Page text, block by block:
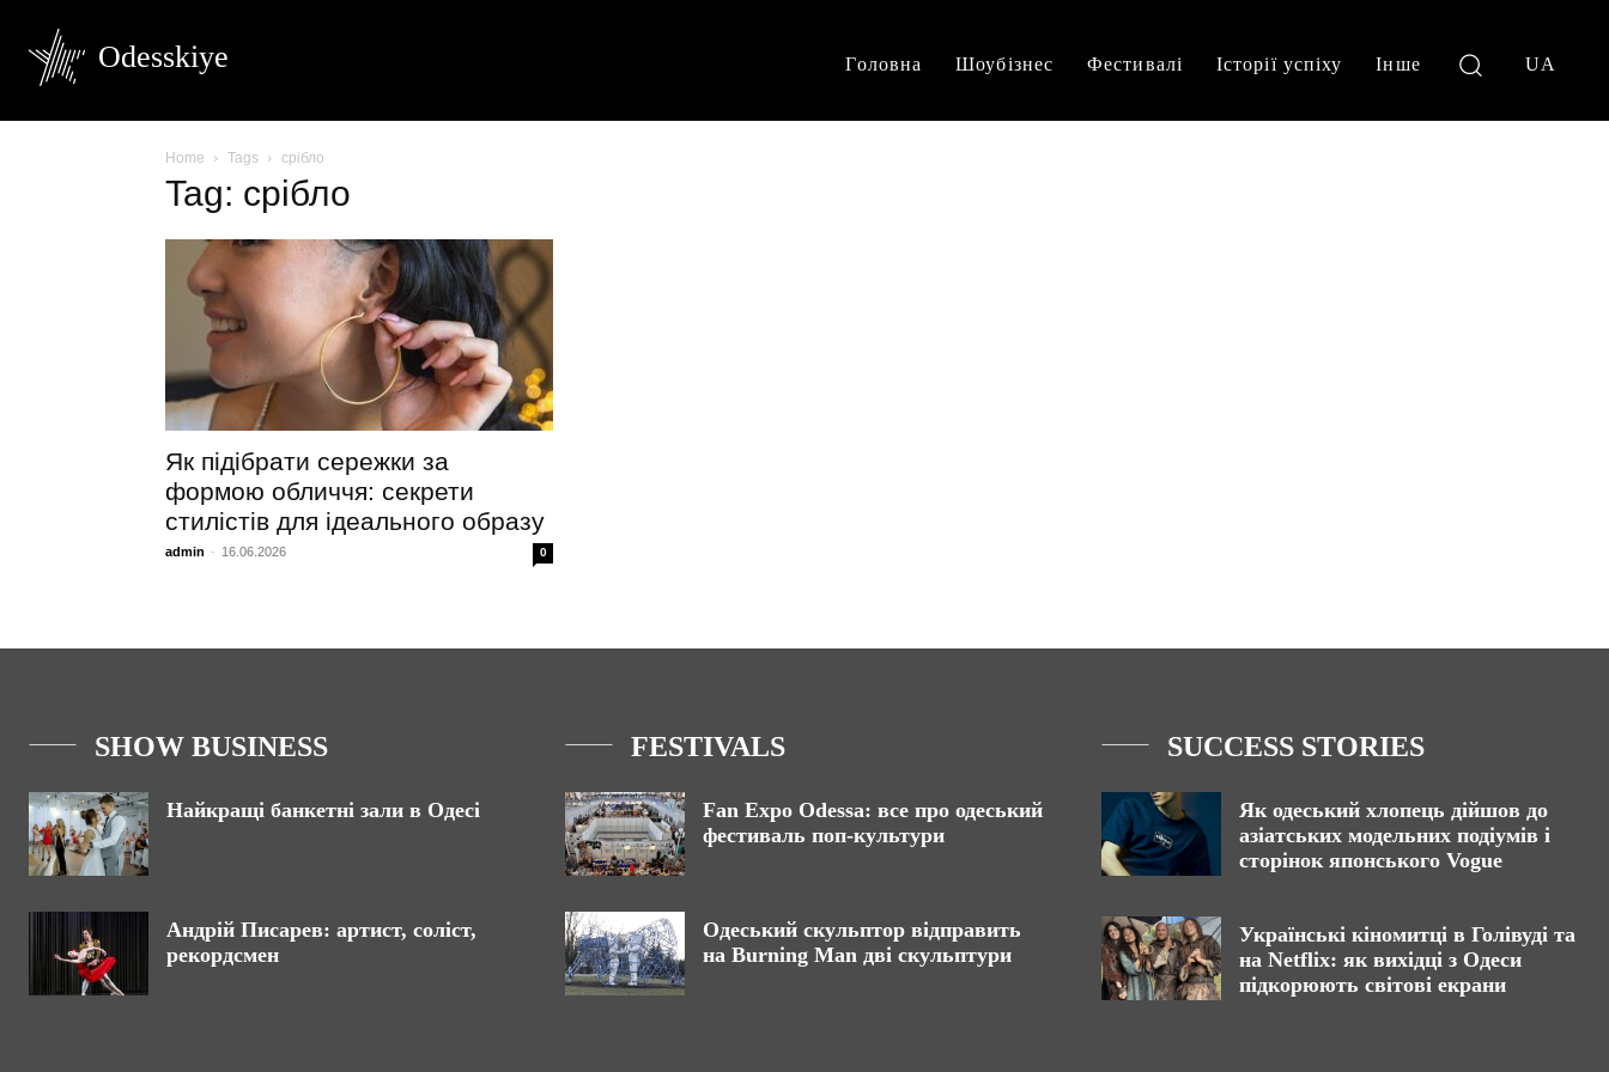
Odesskiye Головна Шоубізнес Фестивалі Історії успіху Інше UA
Home Tags срібло
Tag: срібло
Як підібрати сережки за
формою обличчя: секрети
стилістів для ідеального образу
admin - 16.06.2026 0
SHOW BUSINESS
Найкращі банкетні зали в Одесі
Андрій Писарев: артист, соліст,
рекордсмен
FESTIVALS
Fan Expo Odessa: все про одеський
фестиваль поп-культури
Одеський скульптор відправить
на Burning Man дві скульптури
SUCCESS STORIES
Як одеський хлопець дійшов до
азіатських модельних подіумів і
сторінок японського Vogue
Українські кіномитці в Голівуді та
на Netflix: як вихідці з Одеси
підкорюють світові екрани